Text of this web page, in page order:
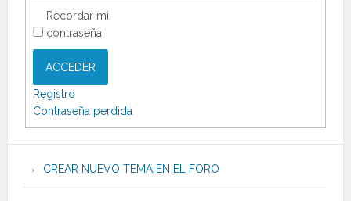
Recordar mi
contraseña
ACCEDER
Registro
Contraseña perdida
CREAR NUEVO TEMA EN EL FORO